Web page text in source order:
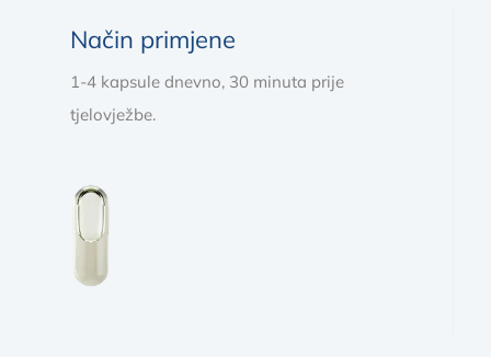
Način primjene
1-4 kapsule dnevno, 30 minuta prije
tjelovježbe.